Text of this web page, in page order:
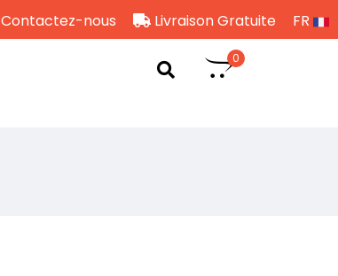
Contactez-nous Livraison Gratuite FR
0